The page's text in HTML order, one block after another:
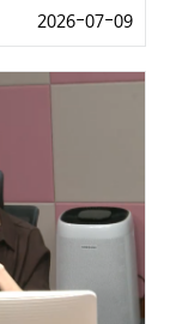
2026-07-09